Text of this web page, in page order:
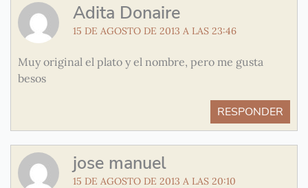
Adita Donaire
15 DE AGOSTO DE 2013 A LAS 23:46
Muy original el plato y el nombre, pero me gusta
besos
RESPONDER
jose manuel
15 DE AGOSTO DE 2013 A LAS 20:10